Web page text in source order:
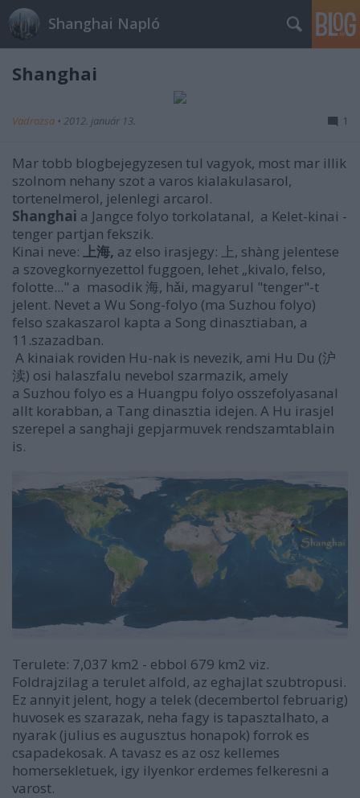
Shanghai Napló
Shanghai
Vadrozsa • 2012. január 13. 1
Mar tobb blogbejegyzesen tul vagyok, most mar illik
szolnom nehany szot a varos kialakulasarol,
tortenelmerol, jelenlegi arcarol.
Shanghai a Jangce folyo torkolatanal, a Kelet-kinai -
tenger partjan fekszik.
Kinai neve: 上海, az elso irasjegy: 上, shàng jelentese
a szovegkornyezettol fuggoen, lehet „kivalo, felso,
folotte..." a masodik 海, hǎi, magyarul "tenger"-t
jelent. Nevet a Wu Song-folyo (ma Suzhou folyo)
felso szakaszarol kapta a Song dinasztiaban, a
11.szazadban.
A kinaiak roviden Hu-nak is nevezik, ami Hu Du (沪
渎) osi halaszfalu nevebol szarmazik, amely
a Suzhou folyo es a Huangpu folyo osszefolyasanal
allt korabban, a Tang dinasztia idejen. A Hu irasjel
szerepel a sanghaji gepjarmuvek rendszamtablain
is.
Terulete: 7,037 km2 - ebbol 679 km2 viz.
Foldrajzilag a terulet alfold, az eghajlat szubtropusi.
Ez annyit jelent, hogy a telek (decembertol februarig)
huvosek es szarazak, neha fagy is tapasztalhato, a
nyarak (julius es augusztus honapok) forrok es
csapadekosak. A tavasz es az osz kellemes
homersekletuek, igy ilyenkor erdemes felkeresni a
varost.